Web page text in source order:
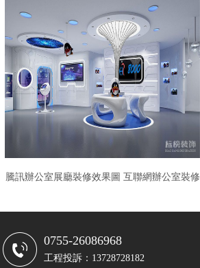
騰訊辦公室展廳裝修效果圖 互聯網辦公室裝修
0755-26086968
工程投訴：13728728182